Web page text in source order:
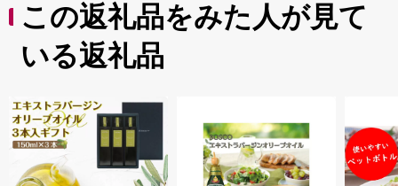
この返礼品をみた人が見て
いる返礼品